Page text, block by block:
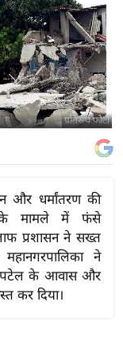
प्रतिरूप फोटो
और धर्मांतरण की
के मामले में फंसे
प्रशासन ने सख्त
ने
में पटेल के आवास और
कर दिया।